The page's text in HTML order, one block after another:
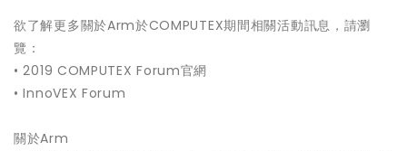
欲了解更多關於Arm於COMPUTEX期間相關活動訊息，請瀏
覽：
• 2019 COMPUTEX Forum官網
• InnoVEX Forum
關於Arm